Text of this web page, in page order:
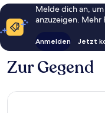
Melde dich an,
anzuzeigen. Mehr
Anmelden Jetzt
Zur Gegend